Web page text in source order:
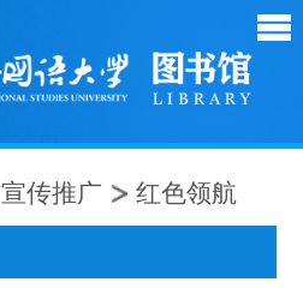
宣传推广 红色领航